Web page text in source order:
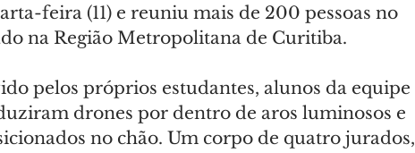
feira (11) e reuniu mais de 200 pessoas no
na Região Metropolitana de Curitiba.
pelos próprios estudantes, alunos da equipe
drones por dentro de aros luminosos e
no chão. Um corpo de quatro jurados,